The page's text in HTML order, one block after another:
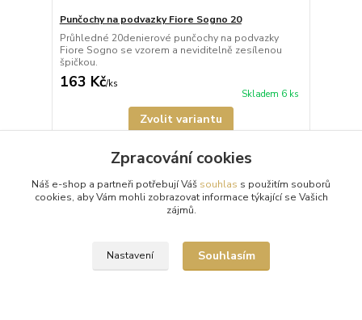
Punčochy na podvazky Fiore Sogno 20
Průhledné 20denierové punčochy na podvazky
Fiore Sogno se vzorem a neviditelně zesílenou
špičkou.
163 Kč/ks
Skladem 6 ks
Zvolit variantu
Zpracování cookies
Náš e-shop a partneři potřebují Váš souhlas s použitím souborů
cookies, aby Vám mohli zobrazovat informace týkající se Vašich
zájmů.
Nastavení Souhlasím